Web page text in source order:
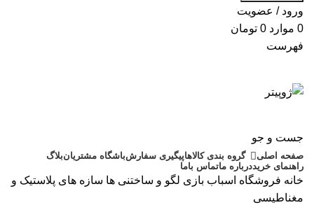
ورود / عضویت
0 موارد 0 تومان
فهرست
جست و جو
صفحه اصلی گروه بندی کالاهاپیگیری سفارشباشگاه مشتریانبلاگ
راهنمای خریددرباره ماتماس باما
خانه فروشگاه اسباب بازی لگو و ساختنی ها سازه های پلاستیک و
مغناطیسی